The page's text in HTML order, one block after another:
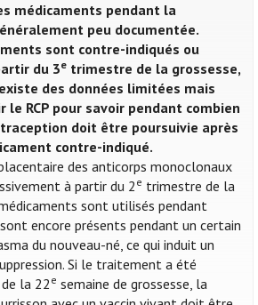
médicaments pendant la
peu documentée.
sont contre-indiqués ou
du 3e trimestre de la grossesse,
des données limitées mais
le RCP pour savoir pendant combien
doit être poursuivie après
contre-indiqué.
des anticorps monoclonaux
à partir du 2 e trimestre de la
sont utilisés pendant
encore présents pendant un certain
du nouveau-né, ce qui induit un
Si le traitement a été
la 22 e semaine de grossesse, la